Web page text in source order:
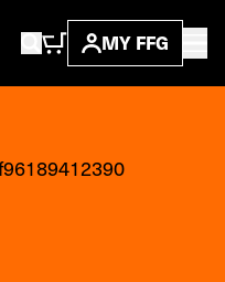
MY FFG